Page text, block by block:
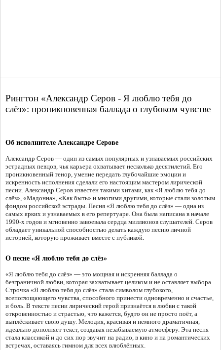
Рингтон «Александр Серов - Я люблю тебя до
слёз»: проникновенная баллада о глубоком чувстве
Об исполнителе Александре Серове
Александр Серов — один из самых популярных и узнаваемых российских
эстрадных певцов, чья карьера охватывает несколько десятилетий. Его
проникновенный тенор, умение передать глубочайшие эмоции и
искренность исполнения сделали его настоящим мастером лирической
песни. Александр Серов известен такими хитами, как «Я люблю тебя до
слёз», «Мадонна», «Как быть» и многими другими, которые стали золотым
фондом российской эстрады. Песня «Я люблю тебя до слёз» — одна из
самых ярких и узнаваемых в его репертуаре. Она была написана в начале
1990-х годов и мгновенно завоевала сердца миллионов слушателей. Серов
обладает уникальной способностью делать каждую песню личной
историей, которую проживает вместе с публикой.
О песне «Я люблю тебя до слёз»
«Я люблю тебя до слёз» — это мощная и искренняя баллада о
безграничной любви, которая захватывает целиком и не оставляет выбора.
Строчка «Я люблю тебя до слёз» стала символом глубокого,
всепоглощающего чувства, способного принести одновременно и счастье,
и боль. В тексте песни лирический герой признаётся в любви с такой
откровенностью и страстью, что кажется, будто он не просто поёт, а
выплёскивает свою душу. Мелодия, красивая и немного драматичная,
идеально дополняет текст, создавая незабываемую атмосферу. Эта песня
стала классикой и до сих пор звучит на радио, в кино и на романтических
встречах, оставаясь гимном для всех влюблённых.